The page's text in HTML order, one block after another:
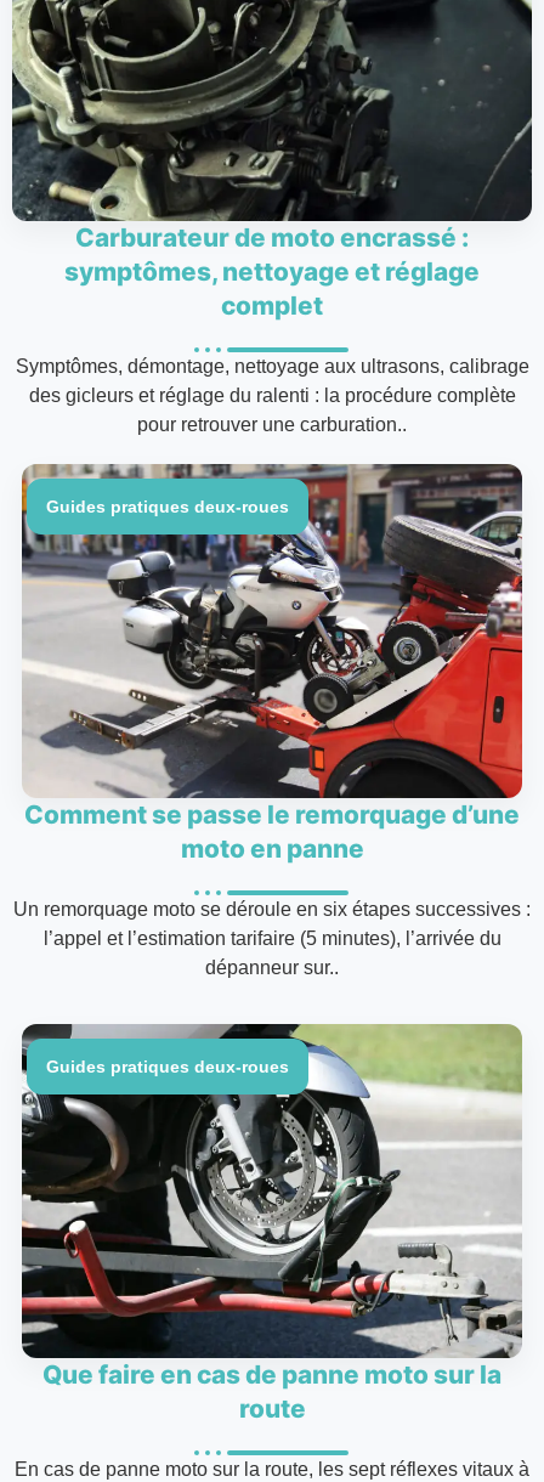
Carburateur de moto encrassé :
symptômes, nettoyage et réglage
complet
Symptômes, démontage, nettoyage aux ultrasons, calibrage
des gicleurs et réglage du ralenti : la procédure complète
pour retrouver une carburation..
Guides pratiques deux-roues
Comment se passe le remorquage d’une
moto en panne
Un remorquage moto se déroule en six étapes successives :
l’appel et l’estimation tarifaire (5 minutes), l’arrivée du
dépanneur sur..
Guides pratiques deux-roues
Que faire en cas de panne moto sur la
route
En cas de panne moto sur la route, les sept réflexes vitaux à